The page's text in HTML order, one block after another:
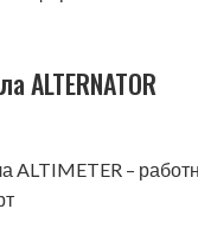
ALTERNATOR